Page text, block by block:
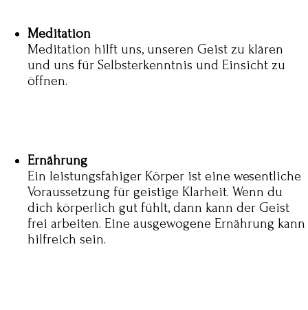
Meditation
Meditation hilft uns, unseren Geist zu klären
und uns für Selbsterkenntnis und Einsicht zu
öffnen.
Ernährung
Ein leistungsfähiger Körper ist eine wesentliche
Voraussetzung für geistige Klarheit. Wenn du
dich körperlich gut fühlt, dann kann der Geist
frei arbeiten. Eine ausgewogene Ernährung kann
hilfreich sein.